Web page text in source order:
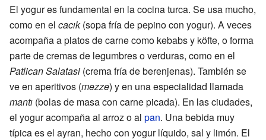
El yogur es fundamental en la cocina turca. Se usa mucho,
como en el cacık(sopa fría de pepino con yogur). A veces
acompaña a platos de carne como kebabs y köfte, o forma
parte de cremas de legumbres o verduras, como en el
Patlican Salatasi (crema fría de berenjenas). También se
ve en aperitivos (mezze) y en una especialidad llamada
mantı (bolas de masa con carne picada). En las ciudades,
el yogur acompaña al arroz o al pan. Una bebida muy
típica es el ayran, hecho con yogur líquido, sal y limón. El